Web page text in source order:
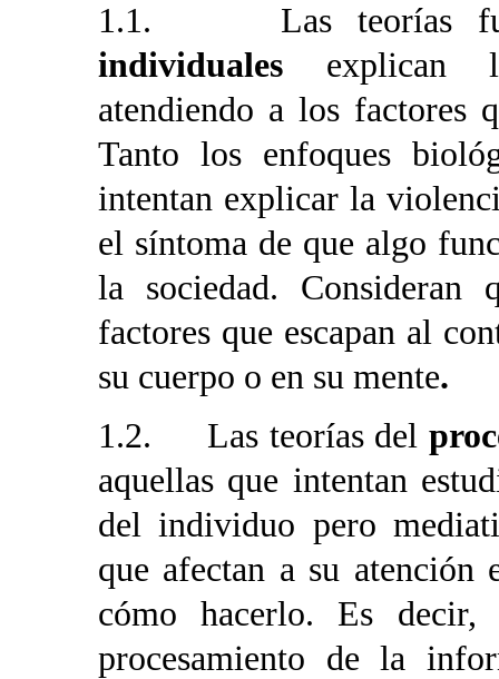
1.1. Las teorías
individuales explican
atendiendo a los factores
Tanto los enfoques
intentan explicar la
el síntoma de que algo
la sociedad.
factores que escapan al
su cuerpo o en su mente.
1.2. Las teorías del
aquellas que intentan
del individuo pero
que afectan a su
cómo hacerlo. Es
procesamiento de la